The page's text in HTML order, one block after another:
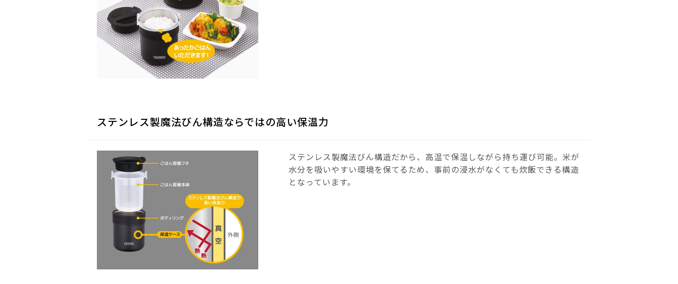
ステンレス製魔法びん構造ならではの高い保温力
ステンレス製魔法びん構造だから、高温で保温しながら持ち運び可能。米が
水分を吸いやすい環境を保てるため、事前の浸水がなくても炊飯できる構造
となっています。